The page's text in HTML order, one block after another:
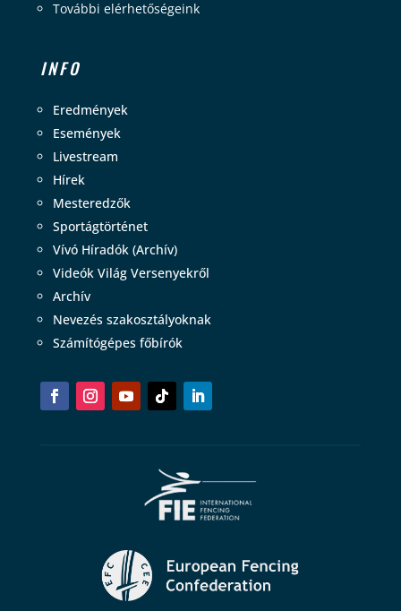
További elérhetőségeink
INFO
Eredmények
Események
Livestream
Hírek
Mesteredzők
Sportágtörténet
Vívó Híradók (Archív)
Videók Világ Versenyekről
Archív
Nevezés szakosztályoknak
Számítógépes főbírók